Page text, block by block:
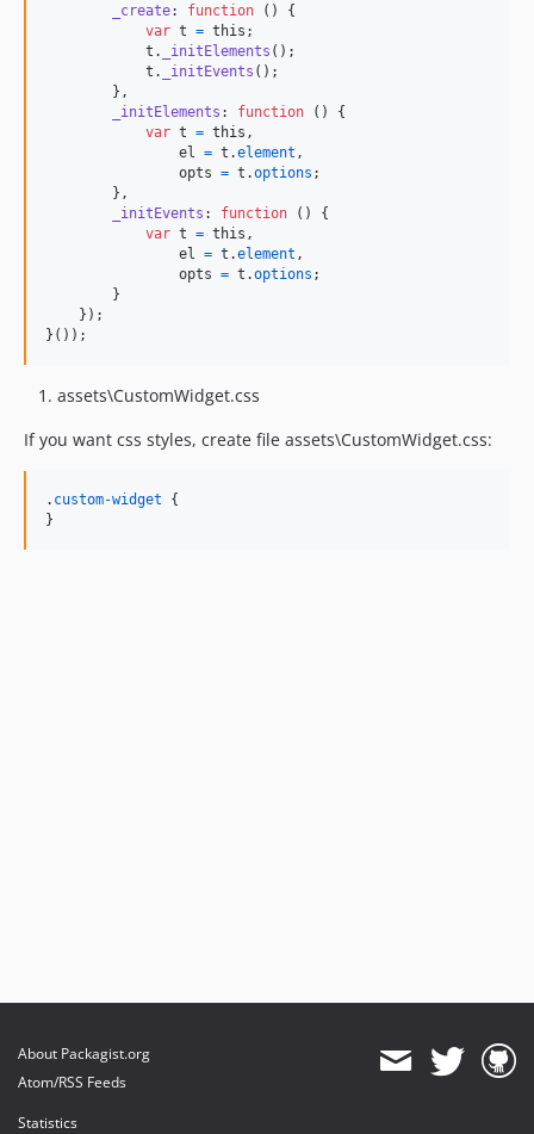
_create: function ( )
{
var t = this ;
t . _initElements ( ) ;
t . _initEvents ( ) ;
} ,
_initElements : function ( )
{
var t = this ,
el
= t .element ,
opts = t .options ;
} ,
_initEvents : function ( )
{
var t = this ,
el
= t .element ,
opts = t .options ;
}
} ) ;
} ( ) ) ;
assets\CustomWidget.css
If you want css styles, create file assets\CustomWidget.css:
. custom-widget {
}
About Packagist.org
Atom/RSS Feeds
Statistics